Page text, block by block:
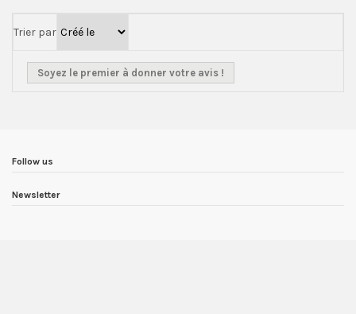
Trier par
Soyez le premier à donner votre avis !
Follow us
Newsletter